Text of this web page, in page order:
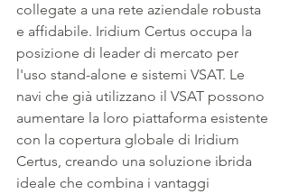
collegate a una rete aziendale robusta
e affidabile. Iridium Certus occupa la
posizione di leader di mercato per
l'uso stand-alone e sistemi VSAT. Le
navi che già utilizzano il VSAT possono
aumentare la loro piattaforma esistente
con la copertura globale di Iridium
Certus, creando una soluzione ibrida
ideale che combina i vantaggi